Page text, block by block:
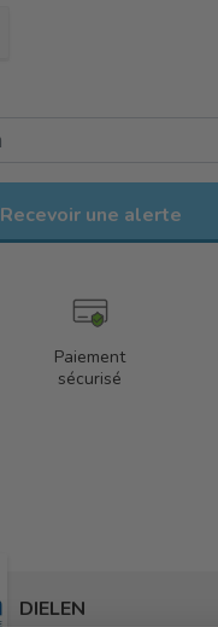
Recevoir une alerte
Paiement
sécurisé
DIELEN